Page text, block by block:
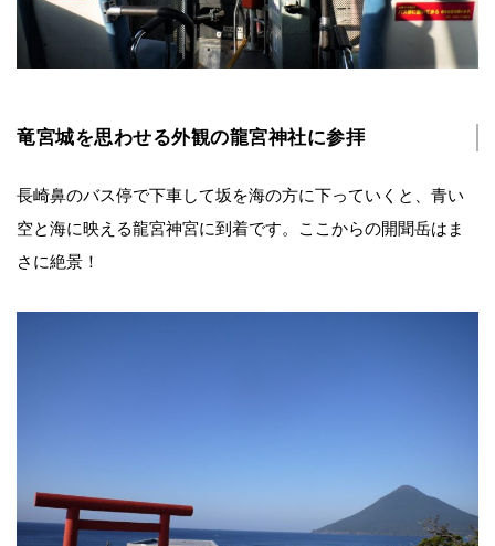
竜宮城を思わせる外観の龍宮神社に参拝
長崎鼻のバス停で下車して坂を海の方に下っていくと、青い
空と海に映える龍宮神宮に到着です。ここからの開聞岳はま
さに絶景！